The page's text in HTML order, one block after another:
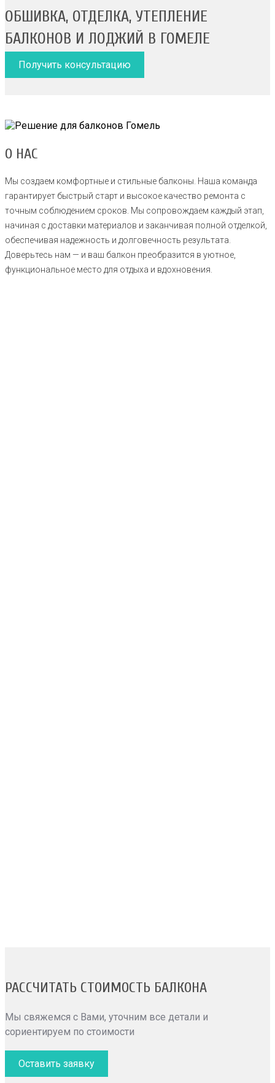
ОБШИВКА, ОТДЕЛКА, УТЕПЛЕНИЕ
БАЛКОНОВ И ЛОДЖИЙ В ГОМЕЛЕ
Получить консультацию
О НАС
Мы создаем комфортные и стильные балконы. Наша команда
гарантирует быстрый старт и высокое качество ремонта с
точным соблюдением сроков. Мы сопровождаем каждый этап,
начиная с доставки материалов и заканчивая полной отделкой,
обеспечивая надежность и долговечность результата.
Доверьтесь нам — и ваш балкон преобразится в уютное,
функциональное место для отдыха и вдохновения.
РАССЧИТАТЬ СТОИМОСТЬ БАЛКОНА
Мы свяжемся с Вами, уточним все детали и
сориентируем по стоимости
Оставить заявку